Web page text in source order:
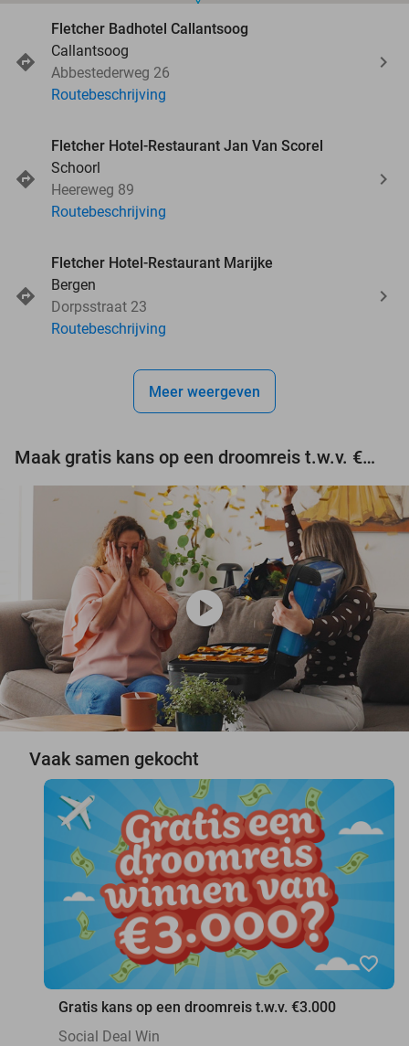
Fletcher Badhotel Callantsoog
Callantsoog
Abbestederweg 26
Routebeschrijving
Fletcher Hotel-Restaurant Jan Van Scorel
Schoorl
Heereweg 89
Routebeschrijving
Fletcher Hotel-Restaurant Marijke
Bergen
Dorpsstraat 23
Routebeschrijving
Meer weergeven
Maak gratis kans op een droomreis t.w.v. €3.000!
play_circle
Vaak samen gekocht
favorite_border
Gratis kans op een droomreis t.w.v. €3.000
Social Deal Win